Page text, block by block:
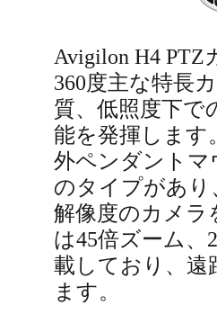
Avigilon H4
360度主な特長
質、低照度下で
能を発揮します
外ペンダントマ
のタイプがあり
解像度のカメラ
は45倍ズーム、
載しており、遠
ます。